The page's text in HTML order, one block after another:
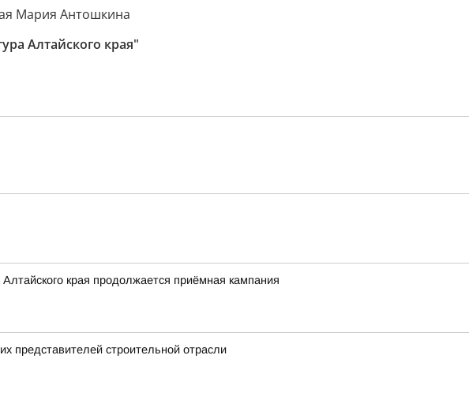
Мария Антошкина
Алтайского края"
края продолжается приёмная кампания
представителей строительной отрасли